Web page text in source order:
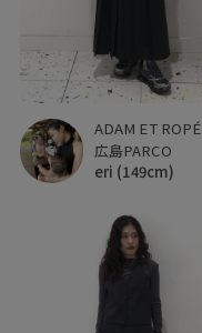
ADAM ET ROPÉ
広島PARCO
eri (149cm)